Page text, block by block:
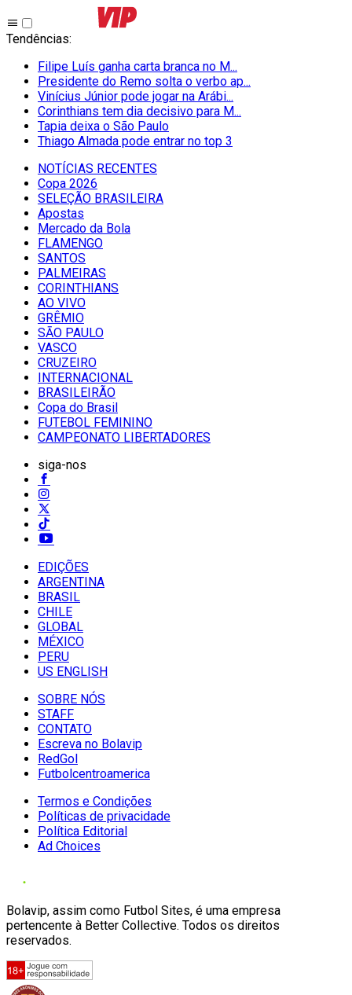
Tendências:
Filipe Luís ganha carta branca no M...
Presidente do Remo solta o verbo ap...
Vinícius Júnior pode jogar na Arábi...
Corinthians tem dia decisivo para M...
Tapia deixa o São Paulo
Thiago Almada pode entrar no top 3
NOTÍCIAS RECENTES
Copa 2026
SELEÇÃO BRASILEIRA
Apostas
Mercado da Bola
FLAMENGO
SANTOS
PALMEIRAS
CORINTHIANS
AO VIVO
GRÊMIO
SĀO PAULO
VASCO
CRUZEIRO
INTERNACIONAL
BRASILEIRÃO
Copa do Brasil
FUTEBOL FEMININO
CAMPEONATO LIBERTADORES
siga-nos
EDIÇÕES
ARGENTINA
BRASIL
CHILE
GLOBAL
MÉXICO
PERU
US ENGLISH
SOBRE NÓS
STAFF
CONTATO
Escreva no Bolavip
RedGol
Futbolcentroamerica
Termos e Condições
Políticas de privacidade
Política Editorial
Ad Choices
Bolavip, assim como Futbol Sites, é uma empresa
pertencente à Better Collective. Todos os direitos
reservados.